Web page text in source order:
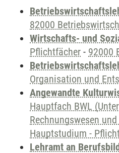
82000
Wirtschafts- und
Pflichtfächer - 92000
Organisation und
Angewandte
Hauptfach BWL
Rechnungswesen
Hauptstudium -
Lehramt an